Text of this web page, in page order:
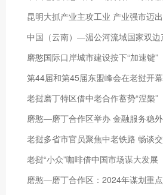
昆明大抓产业主攻工业 产业强市迈
磨憨国际口岸城市建设按下“加速键”
第44届和第45届东盟峰会在老挝开幕
老挝磨丁特区借中老合作蓄势“涅槃”
磨憨—磨丁合作区举办 金融服务稳
老挝多省市官员聚焦中老铁路 畅谈
老挝“小众”咖啡借中国市场谋大发展